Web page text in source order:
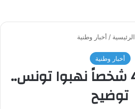
الرئيسية / أخبار وطنية
أخبار وطنية
قائمة ب 460 شخصاً نهبوا تونس..
توضيح